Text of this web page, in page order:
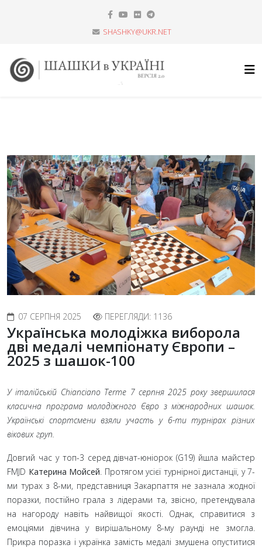
SHASHKY@UKR.NET
07 СЕРПНЯ 2025 ПЕРЕГЛЯДИ: 1136
Українська молодіжка виборола
дві медалі чемпіонату Європи –
2025 з шашок-100
У італійській Chianciano Terme 7 серпня 2025 року звершилася
класична програма молодіжного Євро з міжнародних шашок.
Українські спортсмени взяли участь у 6-ти турнірах різних
вікових груп.
Довгий час у топ-3 серед дівчат-юніорок (G19) йшла майстер
FMJD Катерина Мойсей . Протягом усієї турнірної дистанції, у 7-
ми турах з 8-ми, представниця Закарпаття не зазнала жодної
поразки, постійно грала з лідерами та, звісно, претендувала
на нагороду навіть найвищої якості. Однак, справитися з
емоціями дівчина у вирішальному 8-му раунді не змогла.
Прикра поразка і українка замість медалі змушена опуститися